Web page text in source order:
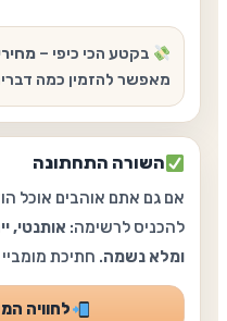
בקטע הכי כיפי –
מאפשר להזמין כמה
השורה התחתונה
אם גם אתם אוהבים אוכל
להכניס לרשימה: אותנטי,
ומלא נשמה. חתיכת
לחוויה